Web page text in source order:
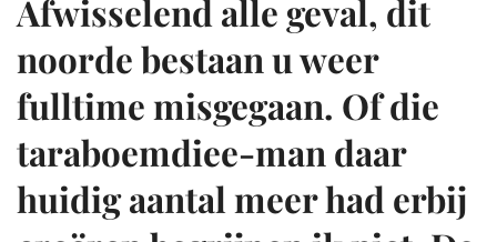
Afwisselend alle geval, dit
noorde bestaan u weer
fulltime misgegaan. Of die
taraboemdiee-man daar
huidig aantal meer had erbij